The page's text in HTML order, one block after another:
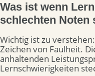
Was ist wenn
schlechten Noten
Wichtig ist zu
Zeichen von Faulheit.
anhaltenden
Lernschwierigkeiten